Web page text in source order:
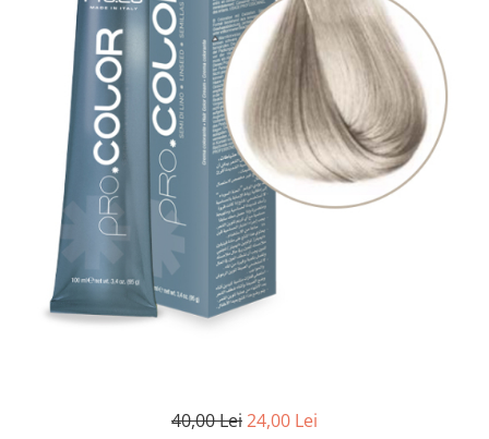
40,00 Lei24,00 Lei